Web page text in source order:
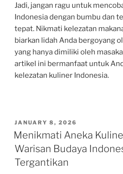
Jadi, jangan ragu untuk
Indonesia dengan bumbu dan
tepat. Nikmati kelezatan
biarkan lidah Anda bergoyang
yang hanya dimiliki oleh
artikel ini bermanfaat untuk
kelezatan kuliner Indonesia.
POSTED
ON
JANUARY 8, 2026
Menikmati Aneka
Warisan Budaya
Tergantikan